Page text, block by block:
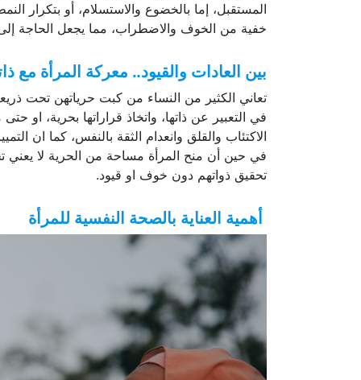
المستقبل، إما بالخضوع والاستسلام، أو بتكرار
خفية من الخوف والاضطراب، مما يجعل الحاجة إلى
بين العادات والقيود.. معركة المرأة مع
تعاني الكثير من النساء من كبت حرياتهن تحت
في التعبير عن ذاتها، واتخاذ قراراتها بحرية،
الاكتئاب والقلق وانعدام الثقة بالنفس، كما ان
في حين أن منح المرأة مساحة من الحرية لا يعني
تحقيق ذواتهم دون خوف او قيود.
أهمية العناية بالصحة النفسية للمرأة